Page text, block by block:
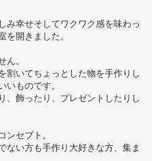
み幸せそしてワクワク感を味わっ
を開きました。
ん。
割いてちょっとした物を手作りし
ものです。
、飾ったり、プレゼントしたりし
ンセプト。
ない方も手作り大好きな方、集ま